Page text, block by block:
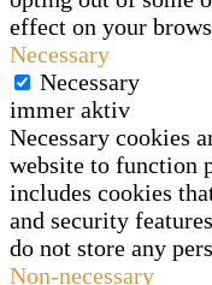
effect on your
Necessary
Necessary
immer aktiv
Necessary cookies
website to function
includes cookies
and security
do not store any
Non-necessary